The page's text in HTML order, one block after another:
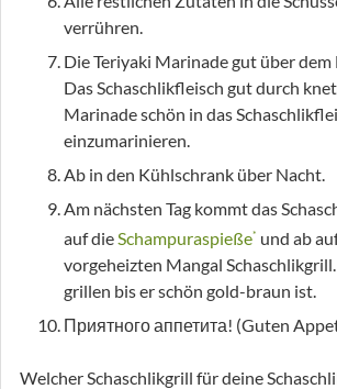
verrühren.
Die Teriyaki Marinade gut über dem
Das Schaschlikfleisch gut durch
Marinade schön in das
einzumarinieren.
Ab in den Kühlschrank über Nacht.
Am nächsten Tag kommt das
auf dieSchampuraspieße* und ab
vorgeheizten Mangal Schaschlikgrill.
grillen bis er schön gold-braun ist.
Приятного аппетита! (Guten
Welcher Schaschlikgrill für deine